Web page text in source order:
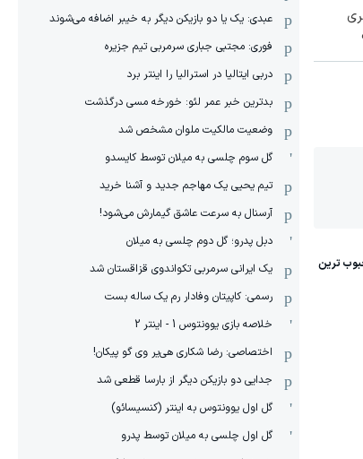
عبدی: یک یا دو بازیکن دیگر به خیبر اضافه می‌شوند
فوری: مجتبی جباری سرمربی تیم جزیره
دربی ایتالیا در استرالیا را اینتر برد
بدترین خبر عمر لئو: خورخه مسی درگذشت
وضعیت مالکیت ملوان مشخص شد
گل سوم چلسی به میلان توسط کایسدو
تیم یحیی یک مهاجم جدید و آشنا خرید
آرسنال به سرعت عاشق گیمارش می‌شود!
دبل پدرو؛ گل دوم چلسی به میلان
یک ایرانی سرمربی تکواندوی قزاقستان شد
رسمی: کاپیتان وفادار رم یک ساله بست
خلاصه بازی یوونتوس 1 - اینتر 2
اختصاصی: رضا شکاری هی‌یر وی‌ گو پیکان!
جدایی دو بازیکن دیگر از بارسا قطعی شد
گل اول یوونتوس به اینتر (کنسیسائو)
گل اول چلسی به میلان توسط پدرو